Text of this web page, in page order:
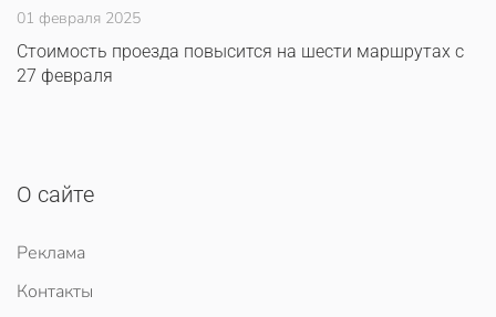
01 февраля 2025
Стоимость проезда повысится на шести маршрутах с
27 февраля
О сайте
Реклама
Контакты